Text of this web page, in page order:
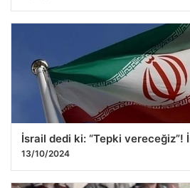
İsrail dedi ki: “Tepki vereceğiz”!
13/10/2024